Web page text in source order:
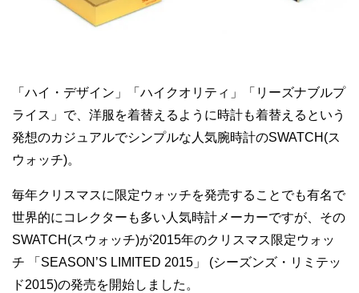
「ハイ・デザイン」「ハイクオリティ」「リーズナブルプ
ライス」で、洋服を着替えるように時計も着替えるという
発想のカジュアルでシンプルな人気腕時計のSWATCH(ス
ウォッチ)。
毎年クリスマスに限定ウォッチを発売することでも有名で
世界的にコレクターも多い人気時計メーカーですが、その
SWATCH(スウォッチ)が2015年のクリスマス限定ウォッ
チ 「SEASON’S LIMITED 2015」 (シーズンズ・リミテッ
ド2015)の発売を開始しました。